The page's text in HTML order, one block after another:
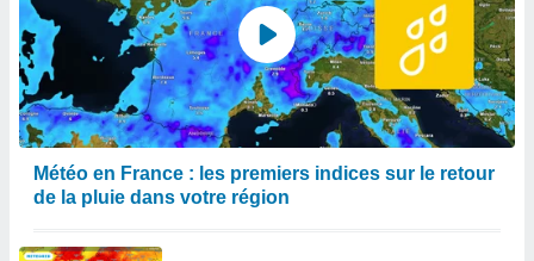
Météo en France : les premiers indices sur le retour
de la pluie dans votre région